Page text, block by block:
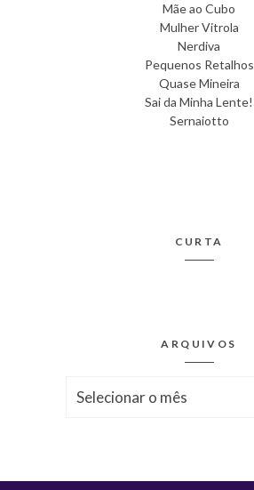
Mãe ao Cubo
Mulher Vitrola
Nerdiva
Pequenos Retalhos
Quase Mineira
Sai da Minha Lente!
Sernaiotto
CURTA
ARQUIVOS
Arquivos